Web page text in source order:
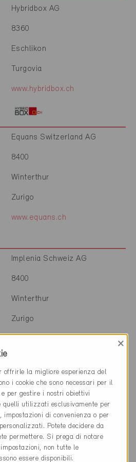
Hybridbox AG
8360
Eschlikon
Turgovia
www.hybridbox.ch
Equans Switzerland AG
8400
Winterthur
Zurigo
www.equans.ch
Implenia Schweiz AG
8400
Winterthur
Zurigo
Büro Schoch Werkhaus AG
8401
Winterthur
Zurigo
×
offrirle la migliore esperienza del
i cookie che sono necessari per il
per gestire i nostri obiettivi
quelli utilizzati esclusivamente per
impostazioni di convenienza o per
Potete decidere da
permettere. Si prega di notare
non tutte le
essere disponibili.